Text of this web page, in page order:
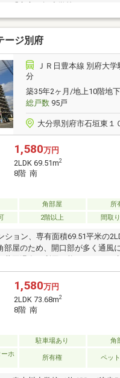
ｍ 「市立石垣小学校」まで350ｍ
530ｍ
ージ別府
ＪＲ日豊本線 別府大
分
築35年2ヶ月/地上10階地
総戸数95戸
大分県別府市石垣東１
1,580万円
2LDK 69.51m2
8階 南
角部屋
所
2階以上 間取
ション、専有面積69.51平米の
部屋のため、開口部が多く通風に
共同温泉が利用可能で、日々の
める環境です。
1,580万円
2LDK 73.68m2
8階 南
駐車場あり
角
ホ
所有権 ペッ